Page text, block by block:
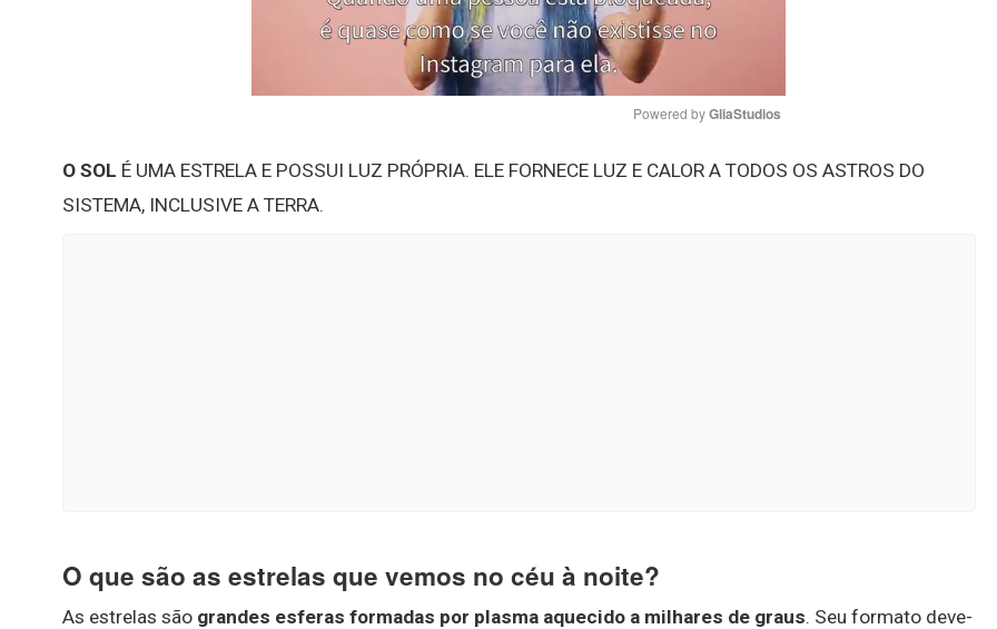
Mute
Powered by GliaStudios
O SOL É UMA ESTRELA E POSSUI LUZ PRÓPRIA. ELE FORNECE LUZ E CALOR A TODOS OS ASTROS DO
SISTEMA, INCLUSIVE A TERRA.
O que são as estrelas que vemos no céu à noite?
As estrelas são grandes esferas formadas por plasma aquecido a milhares de graus. Seu formato deve-